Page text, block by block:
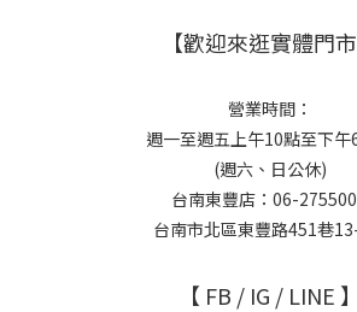
【歡迎來逛實體門市
營業時間：
週一至週五上午10點至下午
(週六、日公休)
台南東豐店：06-
台南市北區東豐路451巷
【 FB / IG / LINE 】